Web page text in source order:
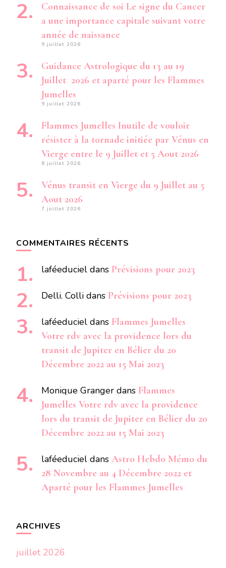
Connaissance de soi Le signe du Cancer
a une importance capitale suivant votre
année de naissance
9 juillet 2026
Guidance Astrologique du 13 au 19
Juillet 2026 et aparté pour les Flammes
Jumelles
9 juillet 2026
Flammes Jumelles Inutile de vouloir
résister à la tornade initiée par Vénus en
Vierge entre le 9 Juillet et 5 Aout 2026
8 juillet 2026
Vénus transit en Vierge du 9 Juillet au 5
Aout 2026
7 juillet 2026
COMMENTAIRES RÉCENTS
laféeduciel dans Prévisions pour 2023
Delli. Colli dans Prévisions pour 2023
laféeduciel dans Flammes Jumelles
Votre rdv avec la providence lors du
transit de Jupiter en Bélier du 20
Décembre 2022 au 15 Mai 2023
Monique Granger dans Flammes
Jumelles Votre rdv avec la providence
lors du transit de Jupiter en Bélier du 20
Décembre 2022 au 15 Mai 2023
laféeduciel dans Astro Hebdo Mémo du
28 Novembre au 4 Décembre 2022 et
Aparté pour les Flammes Jumelles
ARCHIVES
juillet 2026